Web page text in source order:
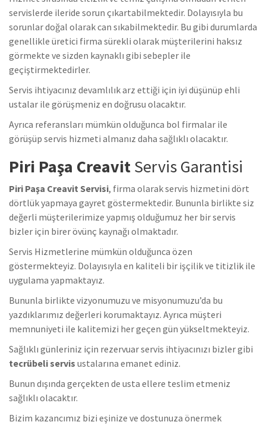
servislerde ileride sorun çıkartabilmektedir. Dolayısıyla bu
sorunlar doğal olarak can sıkabilmektedir. Bu gibi durumlarda
genellikle üretici firma sürekli olarak müşterilerini haksız
görmekte ve sizden kaynaklı gibi sebepler ile
geçiştirmektedirler.
Servis ihtiyacınız devamlılık arz ettiği için iyi düşünüp ehli
ustalar ile görüşmeniz en doğrusu olacaktır.
Ayrıca referansları mümkün olduğunca bol firmalar ile
görüşüp servis hizmeti almanız daha sağlıklı olacaktır.
Piri Paşa CreavitServis Garantisi
Piri Paşa Creavit Servisi, firma olarak servis hizmetini dört
dörtlük yapmaya gayret göstermektedir. Bununla birlikte siz
değerli müşterilerimize yapmış olduğumuz her bir servis
bizler için birer övünç kaynağı olmaktadır.
Servis Hizmetlerine mümkün olduğunca özen
göstermekteyiz. Dolayısıyla en kaliteli bir işçilik ve titizlik ile
uygulama yapmaktayız.
Bununla birlikte vizyonumuzu ve misyonumuzu’da bu
yazdıklarımız değerleri korumaktayız. Ayrıca müşteri
memnuniyeti ile kalitemizi her geçen gün yükseltmekteyiz.
Sağlıklı günleriniz için rezervuar servis ihtiyacınızı bizler gibi
tecrübeli servis ustalarına emanet ediniz.
Bunun dışında gerçekten de usta ellere teslim etmeniz
sağlıklı olacaktır.
Bizim kazancımız bizi eşinize ve dostunuza önermek